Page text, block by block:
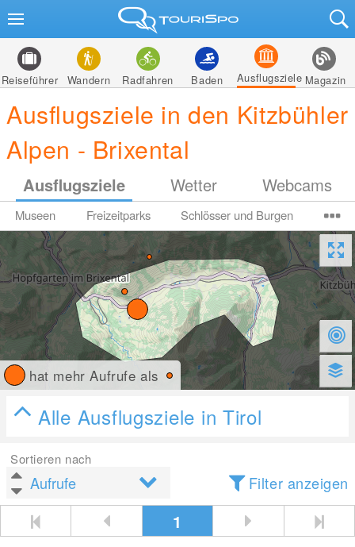
Reiseführer Wandern Radfahren Baden Ausflugsziele Magazin
Ausflugsziele in den Kitzbühler
Alpen - Brixental
Ausflugsziele Wetter Webcams
Museen Freizeitparks Schlösser und Burgen
hat mehr Aufrufe als
Alle Ausflugsziele in Tirol
Sortieren nach
Filter anzeigen
1